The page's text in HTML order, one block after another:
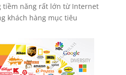
tiềm năng rất lớn từ Internet
khách hàng mục tiêu